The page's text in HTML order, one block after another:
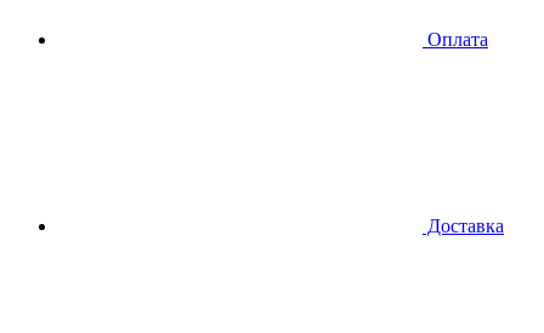
Оплата
Доставка